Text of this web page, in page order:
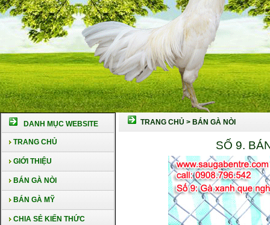
DANH MỤC WEBSITE
TRANG CHỦ
GIỚI THIỆU
BÁN GÀ NÒI
BÁN GÀ MỸ
CHIA SẺ KIẾN THỨC
TRANG CHỦ > BÁN GÀ NÒI
SỐ 9.